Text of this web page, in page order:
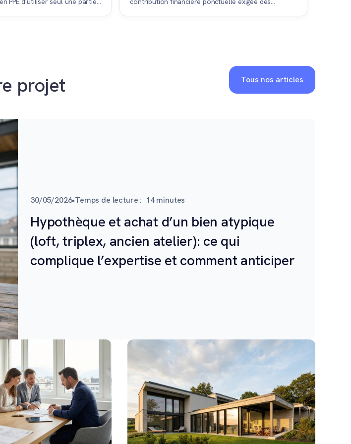
projet
Tous nos articles
30/05/2026•Temps de lecture : 14minutes
Hypothèque et achat d’un bien atypique
(loft, triplex, ancien atelier): ce qui
complique l’expertise et comment anticiper